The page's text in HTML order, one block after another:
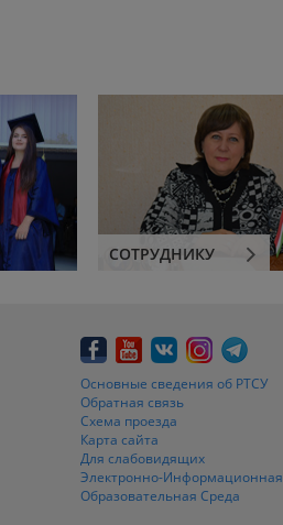
СОТРУДНИКУ
Основные сведения об РТСУ
Обратная связь
Схема проезда
Карта сайта
Для слабовидящих
Электронно-Информационная
Образовательная Среда